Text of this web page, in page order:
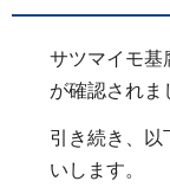
サツマイモ基
が確認されま
引き続き、以
いします。